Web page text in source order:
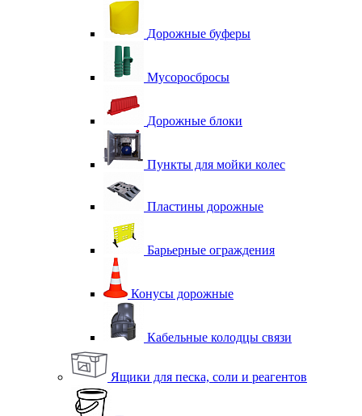
Дорожные буферы
Мусоросбросы
Дорожные блоки
Пункты для мойки колес
Пластины дорожные
Барьерные ограждения
Конусы дорожные
Кабельные колодцы связи
Ящики для песка, соли и реагентов